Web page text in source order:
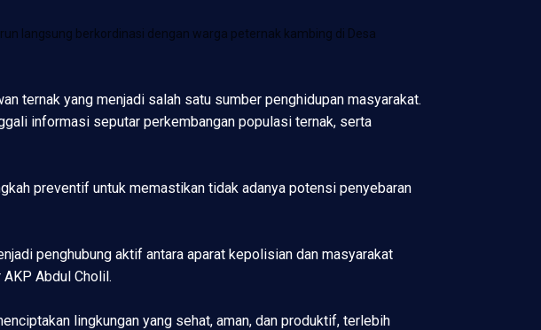
langsung berkordinasi dengan warga peternak kambing di Desa
ternak yang menjadi salah satu sumber penghidupan masyarakat.
informasi seputar perkembangan populasi ternak, serta
preventif untuk memastikan tidak adanya potensi penyebaran
penghubung aktif antara aparat kepolisian dan masyarakat
Abdul Cholil.
lingkungan yang sehat, aman, dan produktif, terlebih